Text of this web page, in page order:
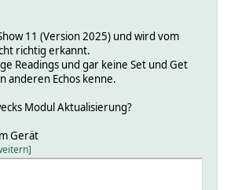
11 (Version 2025) und wird vom
richtig erkannt.
Readings und gar keine Set und Get
anderen Echos kenne.
Modul Aktualisierung?
Gerät